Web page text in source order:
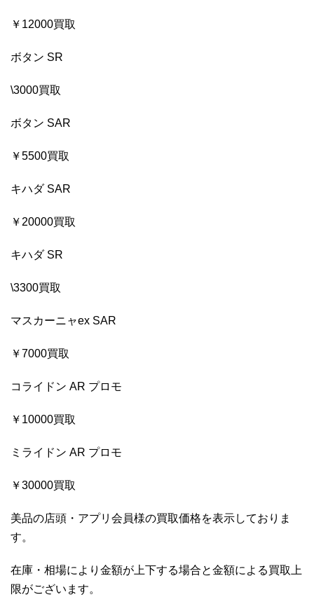
￥12000買取
ボタン SR
\3000買取
ボタン SAR
￥5500買取
キハダ SAR
￥20000買取
キハダ SR
\3300買取
マスカーニャex SAR
￥7000買取
コライドン AR プロモ
￥10000買取
ミライドン AR プロモ
￥30000買取
美品の店頭・アプリ会員様の買取価格を表示しておりま
す。
在庫・相場により金額が上下する場合と金額による買取上
限がございます。